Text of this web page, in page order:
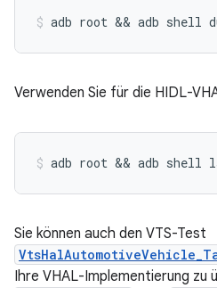
Verwenden Sie für die HIDL-
Sie können auch den VTS-Test
Ihre VHAL-Implementierung zu